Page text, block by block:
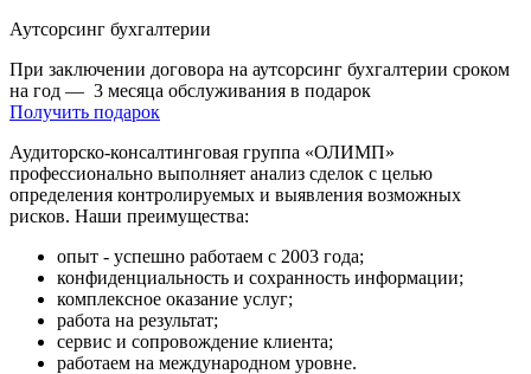
Аутсорсинг бухгалтерии
При заключении договора на аутсорсинг бухгалтерии сроком
на год — 3 месяца обслуживания в подарок
Получить подарок
Аудиторско-консалтинговая группа «ОЛИМП»
профессионально выполняет анализ сделок с целью
определения контролируемых и выявления возможных
рисков. Наши преимущества:
опыт - успешно работаем с 2003 года;
конфиденциальность и сохранность информации;
комплексное оказание услуг;
работа на результат;
сервис и сопровождение клиента;
работаем на международном уровне.